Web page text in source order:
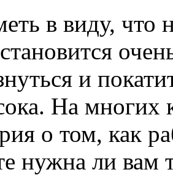
в виду, что
и
На многих
о том, как
нужна ли вам